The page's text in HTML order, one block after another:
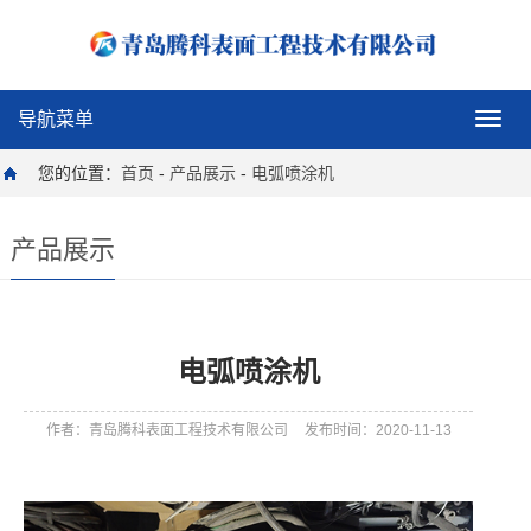
导
导航菜单
您的位置： 首页 - 产品展示 - 电弧喷涂机
产品展示
电弧喷涂机
作者：青岛腾科表面工程技术有限公司 发布时间：2020-11-13